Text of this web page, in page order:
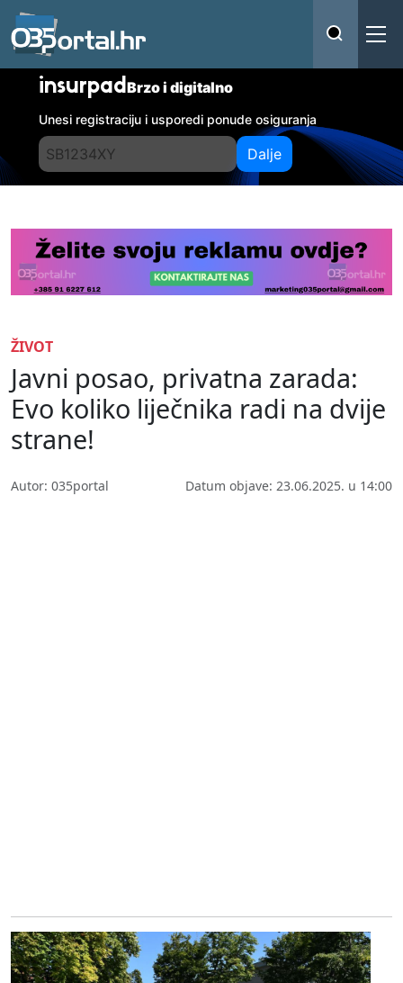
insurpadBrzo i digitalno
Unesi registraciju i usporedi ponude osiguranja
Dalje
ŽIVOT
Javni posao, privatna zarada:
Evo koliko liječnika radi na dvije
strane!
Autor: 035portal Datum objave: 23.06.2025. u 14:00